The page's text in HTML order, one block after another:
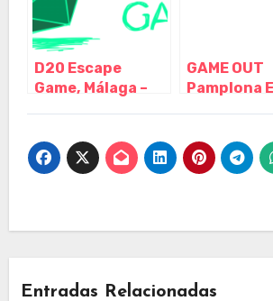
D20 Escape
Game, Málaga –
GAME OUT
Pamplona
Entradas Relacionadas